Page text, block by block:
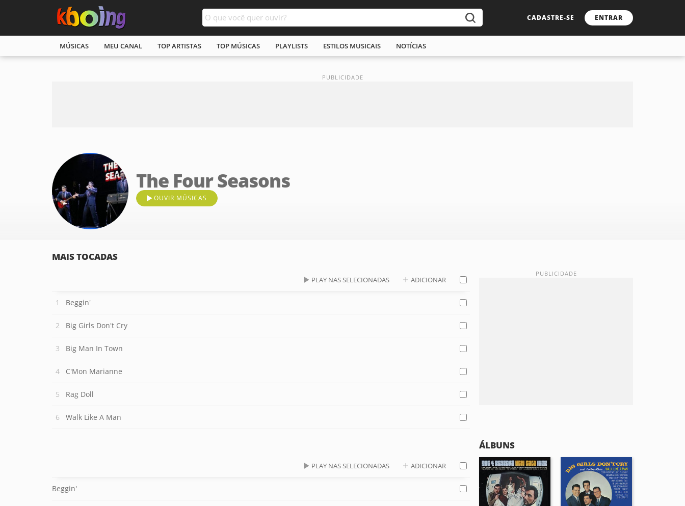
CADASTRE-SE ENTRAR
MÚSICAS MEU CANAL TOP ARTISTAS TOP MÚSICAS PLAYLISTS ESTILOS MUSICAIS NOTÍCIAS
The Four Seasons
OUVIR MÚSICAS
MAIS TOCADAS
PLAY NAS SELECIONADAS ADICIONAR
Beggin'
Big Girls Don't Cry
Big Man In Town
C'Mon Marianne
Rag Doll
Walk Like A Man
PLAY NAS SELECIONADAS ADICIONAR
Beggin'
ÁLBUNS